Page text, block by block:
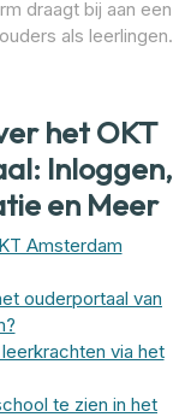
draagt bij aan een
als leerlingen.
het OKT
Inloggen,
en Meer
Amsterdam
ouderportaal van
via het
te zien in het